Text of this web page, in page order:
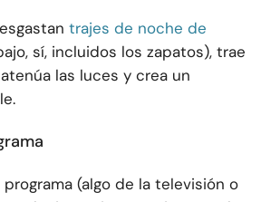
trajes de noche de
sí, incluidos los zapatos), trae
las luces y crea un
(algo de la televisión o